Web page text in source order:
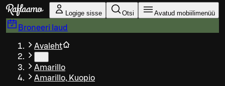
Liigu peamise sisu juurde
Logige sisse Otsi Avatud mobiilimenüü
Broneeri laud
Avaleht
Amarillo
Amarillo, Kuopio